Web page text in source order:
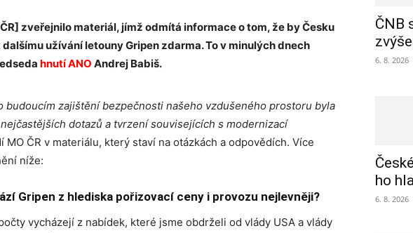
zveřejnilo materiál, jímž odmítá informace o tom, že by Česku
užívání letouny Gripen zdarma. To v minulých dnech
hnutí ANO Andrej Babiš.
budoucím zajištění bezpečnosti našeho vzdušeného prostoru byla
dotazů a tvrzení souvisejících s modernizací
MO ČR v materiálu, který staví na otázkách a odpovědích. Více
níže:
Gripen z hlediska pořizovací ceny i provozu nejlevněji?
vycházejí z nabídek, které jsme obdrželi od vlády USA a vlády
ČNB
6. 8. 2026
ho
6. 8. 2026